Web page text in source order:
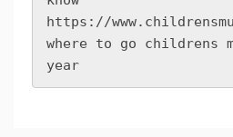
https://
where to go childrens
year